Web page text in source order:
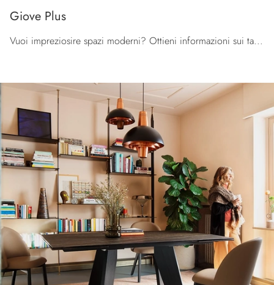
Giove Plus
Vuoi impreziosire spazi moderni? Ottieni informazioni sui tavoli moderni allungabili: il modello da pranzo Giove Plus ti aspetta.